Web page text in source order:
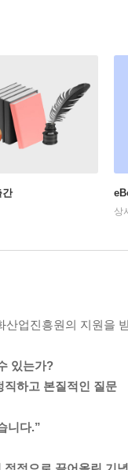
간
상
산업진흥원의 지원을
있는가?
직하고 본질적인 질문
니다.”